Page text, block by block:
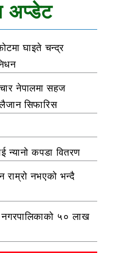
अप्डेट
घाइते चन्द्र
नेपालमा सहज
सिफारिस
न्यानो कपडा वितरण
राम्रो नभएको भन्दै
५० लाख